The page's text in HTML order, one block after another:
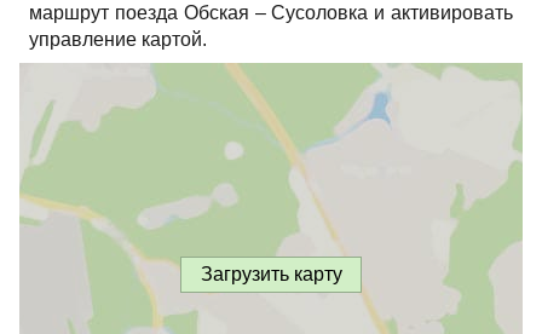
маршрут поезда Обская – Сусоловка и активировать
управление картой.
Загрузить карту